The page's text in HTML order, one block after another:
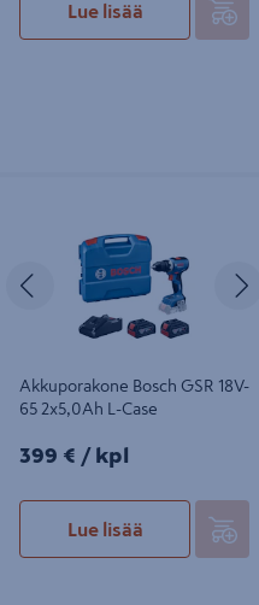
Lue lisää
Edellinen
Akkuporakone Bosch GSR 18V-
65 2x5,0Ah L-Case
399€/kpl
399 € / kpl
Lue lisää